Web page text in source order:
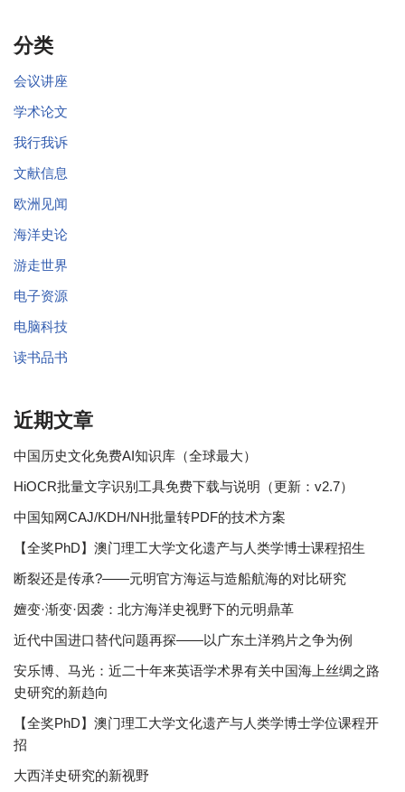
分类
会议讲座
学术论文
我行我诉
文献信息
欧洲见闻
海洋史论
游走世界
电子资源
电脑科技
读书品书
近期文章
中国历史文化免费AI知识库（全球最大）
HiOCR批量文字识别工具免费下载与说明（更新：v2.7）
中国知网CAJ/KDH/NH批量转PDF的技术方案
【全奖PhD】澳门理工大学文化遗产与人类学博士课程招生
断裂还是传承?——元明官方海运与造船航海的对比研究
嬗变·渐变·因袭：北方海洋史视野下的元明鼎革
近代中国进口替代问题再探——以广东土洋鸦片之争为例
安乐博、马光：近二十年来英语学术界有关中国海上丝绸之路
史研究的新趋向
【全奖PhD】澳门理工大学文化遗产与人类学博士学位课程开
招
大西洋史研究的新视野